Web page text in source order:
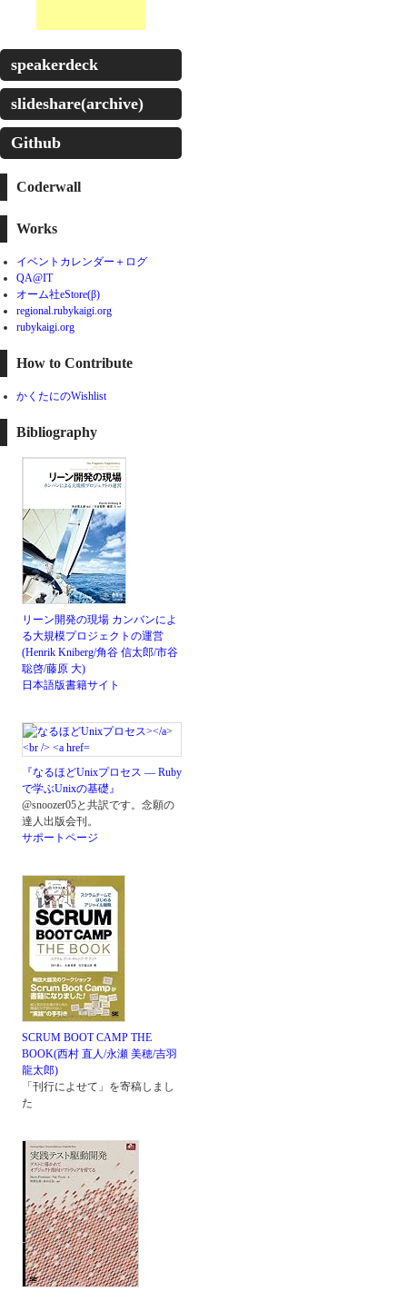
speakerdeck
slideshare(archive)
Github
Coderwall
Works
イベントカレンダー＋ログ
QA@IT
オーム社eStore(β)
regional.rubykaigi.org
rubykaigi.org
How to Contribute
かくたにのWishlist
Bibliography
リーン開発の現場 カンバンによ
る大規模プロジェクトの運営
(Henrik Kniberg/角谷 信太郎/市谷
聡啓/藤原 大)
日本語版書籍サイト
『なるほどUnixプロセス ― Ruby
で学ぶUnixの基礎』
@snoozer05と共訳です。念願の
達人出版会刊。
サポートページ
SCRUM BOOT CAMP THE
BOOK(西村 直人/永瀬 美穂/吉羽
龍太郎)
「刊行によせて」を寄稿しまし
た